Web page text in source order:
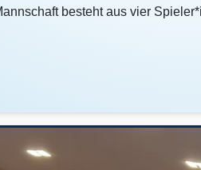
besteht aus vier